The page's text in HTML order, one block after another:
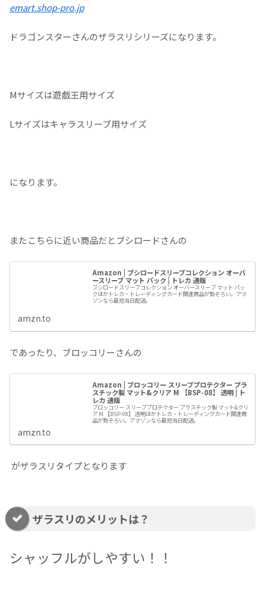
emart.shop-pro.jp
ドラゴンスターさんのザラスリシリーズになります。
Mサイズは遊戯王用サイズ
Lサイズはキャラスリーブ用サイズ
になります。
またこちらに近い商品だとブシロードさんの
Amazon | ブシロードスリーブコレクション オーバ
ースリーブ マット パック | トレカ 通販
ブシロードスリーブコレクション オーバースリーブ マット パッ
クほかトレカ・トレーディングカード関連商品が勢ぞろい。アマ
ゾンなら最短当日配送。
amzn.to
であったり、ブロッコリーさんの
Amazon | ブロッコリー スリーブプロテクター プラ
スチック製 マット&クリア M 【BSP-08】 透明 | ト
レカ 通販
ブロッコリー スリーブプロテクター プラスチック製 マット&クリ
ア M 【BSP-08】 透明ほかトレカ・トレーディングカード関連商
品が勢ぞろい。アマゾンなら最短当日配送。
amzn.to
がザラスリタイプとなります
ザラスリのメリットは？
シャッフルがしやすい！！